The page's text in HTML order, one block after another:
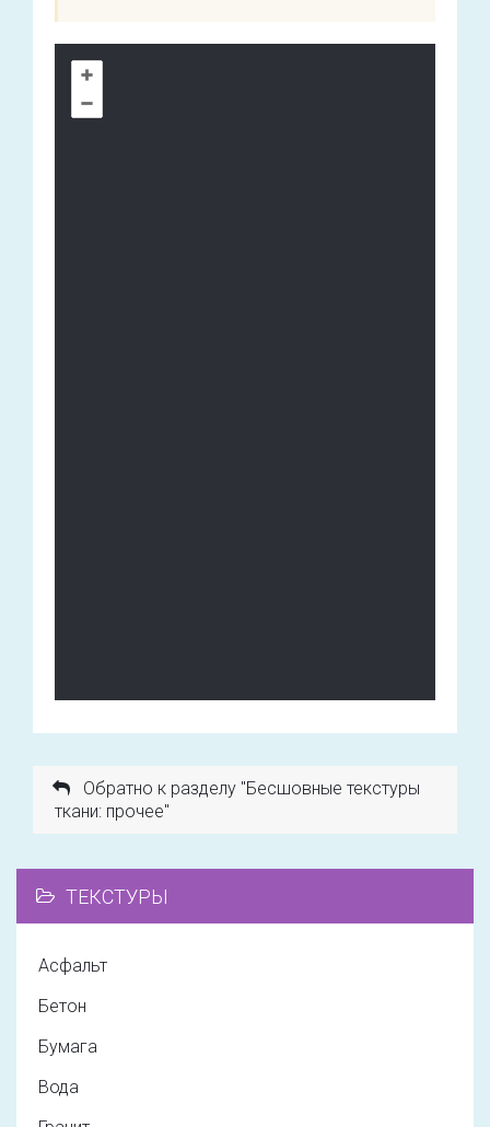
Обратно к разделу "Бесшовные текстуры
ткани: прочее"
ТЕКСТУРЫ
Асфальт
Бетон
Бумага
Вода